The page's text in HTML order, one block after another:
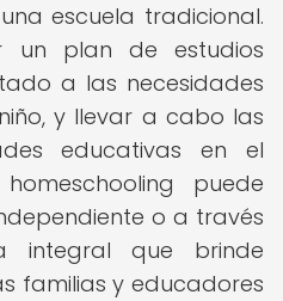
escuela tradicional.
un plan de estudios
a las necesidades
y llevar a cabo las
educativas en el
puede
o a través
integral que brinde
familias y educadores